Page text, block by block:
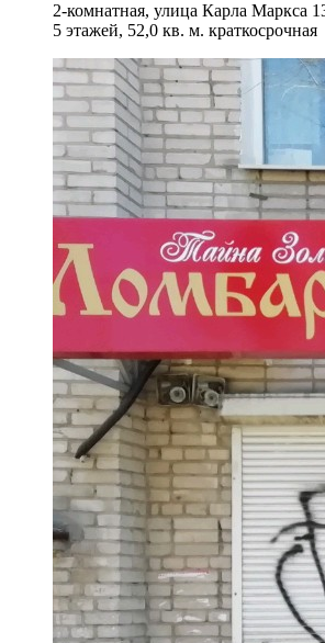
2-комнатная, улица Карла Маркса
5 этажей, 52,0 кв. м. краткосрочная